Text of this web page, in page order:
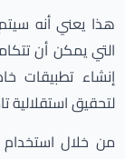
هذا يعني أنه
التي يمكن أن
إنشاء تطبيقات
لتحقيق استقلالية
من خلال استخدام